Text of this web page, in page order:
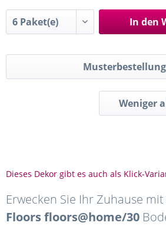
In den
Musterbestellung
Weniger
Dieses Dekor gibt es auch als Klick-
Erwecken Sie Ihr Zuhause
Floors floors@home/30